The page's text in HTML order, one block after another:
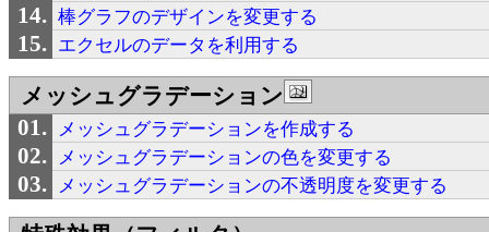
棒グラフのデザインを変更する
エクセルのデータを利用する
メッシュグラデーション
メッシュグラデーションを作成する
メッシュグラデーションの色を変更する
メッシュグラデーションの不透明度を変更する